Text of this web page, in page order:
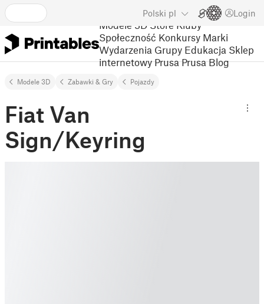
Polski pl Login
Modele 3D Store Kluby
Społeczność Konkursy Marki
Wydarzenia Grupy Edukacja Sklep
internetowy Prusa Prusa Blog
Modele 3D Zabawki & Gry Pojazdy
Fiat Van
Sign/Keyring